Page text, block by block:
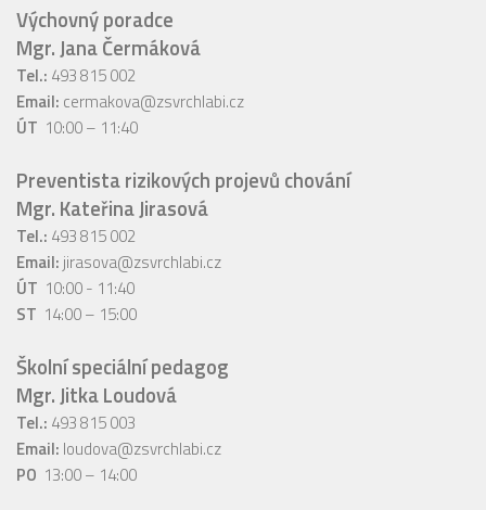
Výchovný poradce
Mgr. Jana Čermáková
Tel.: 493 815 002
Email: cermakova@zsvrchlabi.cz
ÚT 10:00 – 11:40
Preventista rizikových projevů chování
Mgr. Kateřina Jirasová
Tel.: 493 815 002
Email: jirasova@zsvrchlabi.cz
ÚT 10:00 - 11:40
ST 14:00 – 15:00
Školní speciální pedagog
Mgr. Jitka Loudová
Tel.: 493 815 003
Email: loudova@zsvrchlabi.cz
PO 13:00 – 14:00